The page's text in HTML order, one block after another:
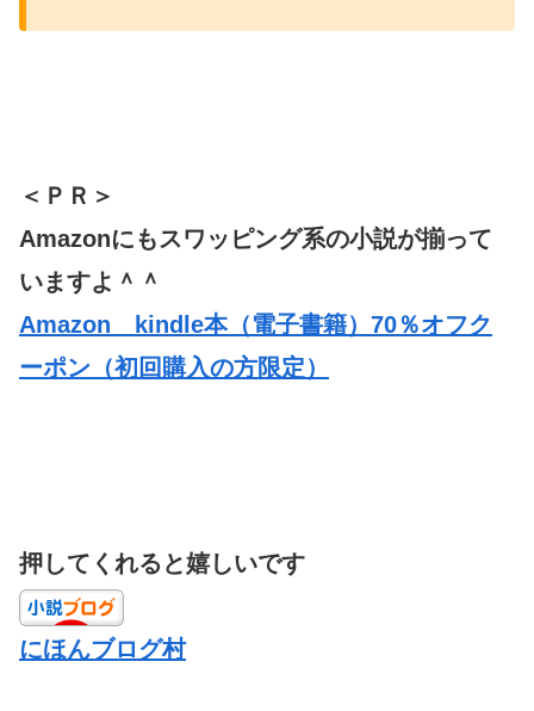
＜ＰＲ＞
Amazonにもスワッピング系の小説が揃って
いますよ＾＾
Amazon kindle本（電子書籍）70％オフク
ーポン（初回購入の方限定）
押してくれると嬉しいです
にほんブログ村